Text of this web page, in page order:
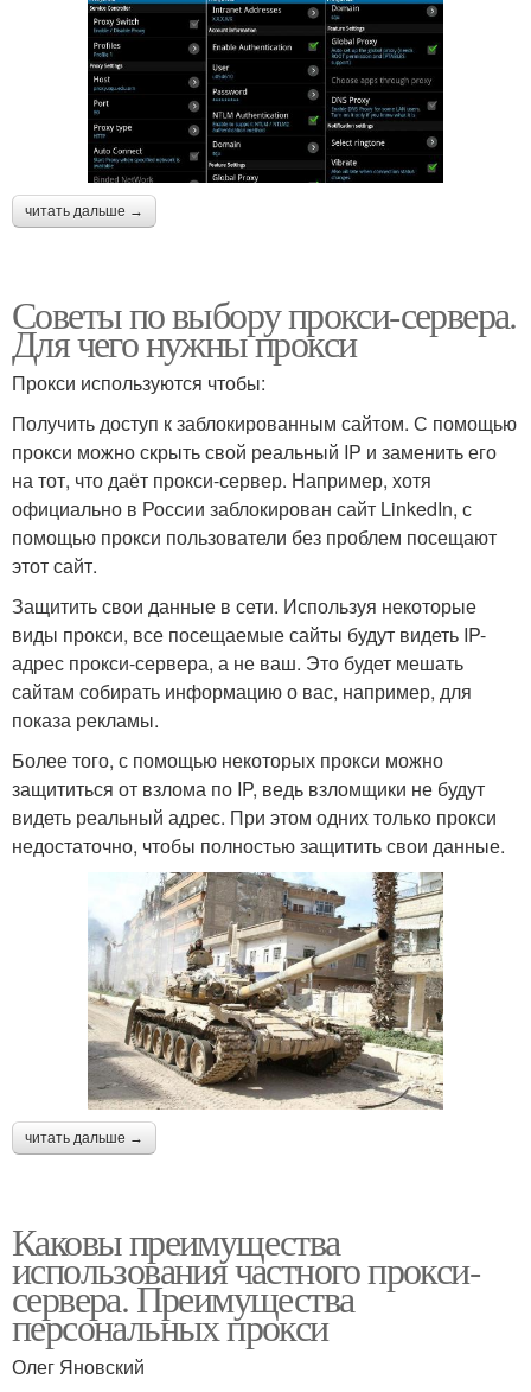
читать дальше →
Советы по выбору прокси-сервера.
Для чего нужны прокси
Прокси используются чтобы:
Получить доступ к заблокированным сайтом. С помощью
прокси можно скрыть свой реальный IP и заменить его
на тот, что даёт прокси-сервер. Например, хотя
официально в России заблокирован сайт LinkedIn, с
помощью прокси пользователи без проблем посещают
этот сайт.
Защитить свои данные в сети. Используя некоторые
виды прокси, все посещаемые сайты будут видеть IP-
адрес прокси-сервера, а не ваш. Это будет мешать
сайтам собирать информацию о вас, например, для
показа рекламы.
Более того, с помощью некоторых прокси можно
защититься от взлома по IP, ведь взломщики не будут
видеть реальный адрес. При этом одних только прокси
недостаточно, чтобы полностью защитить свои данные.
читать дальше →
Каковы преимущества
использования частного прокси-
сервера. Преимущества
персональных прокси
Олег Яновский